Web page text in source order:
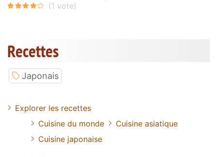
Recettes
Japonais
Explorer les recettes
Cuisine du monde
Cuisine asiatique
Cuisine japonaise